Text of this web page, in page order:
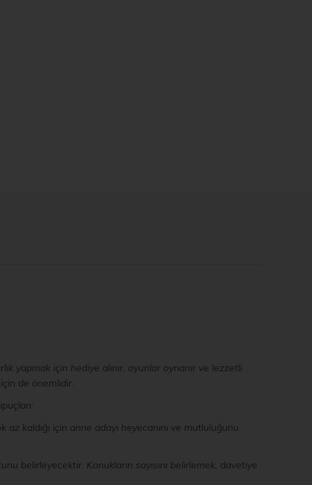
yapmak için hediye alınır, oyunlar oynanır ve lezzetli
de önemlidir.
kaldığı için anne adayı heyecanını ve mutluluğunu
belirleyecektir. Konukların sayısını belirlemek, davetiye